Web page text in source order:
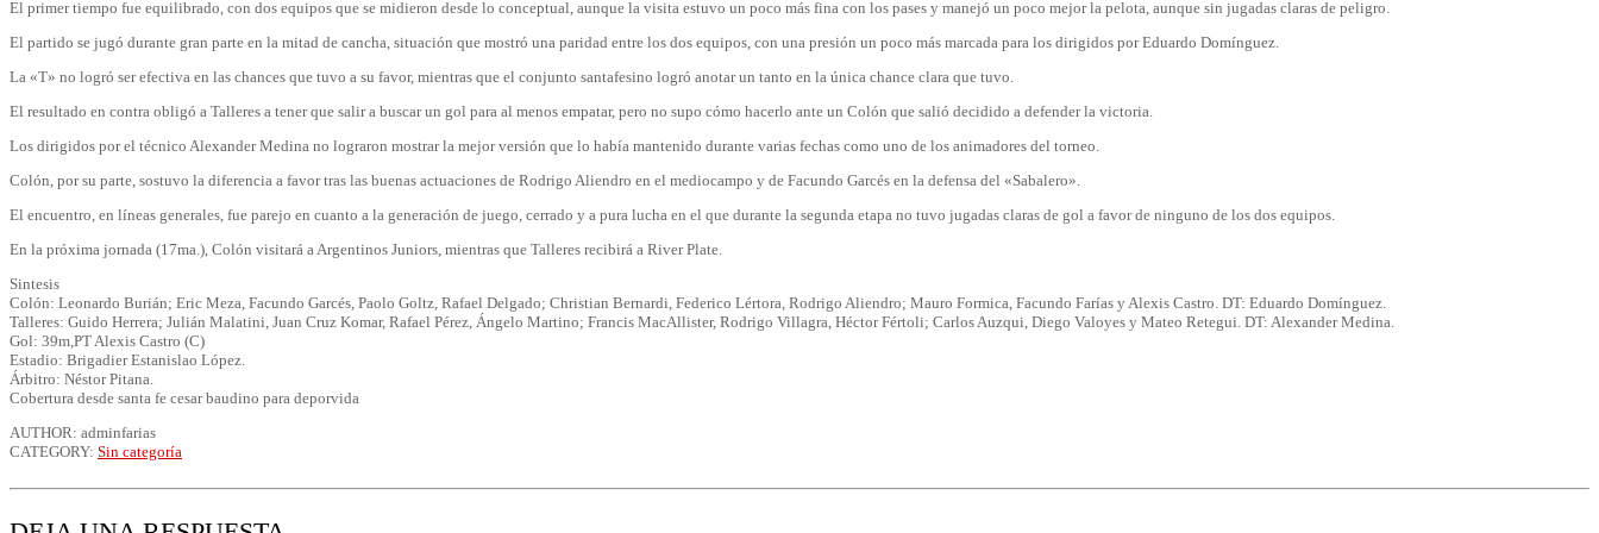
El primer tiempo fue equilibrado, con dos equipos que se midieron desde lo conceptual, aunque la visita estuvo un poco más fina con los pases y manejó un poco mejor la pelota, aunque sin jugadas claras de peligro.
El partido se jugó durante gran parte en la mitad de cancha, situación que mostró una paridad entre los dos equipos, con una presión un poco más marcada para los dirigidos por Eduardo Domínguez.
La «T» no logró ser efectiva en las chances que tuvo a su favor, mientras que el conjunto santafesino logró anotar un tanto en la única chance clara que tuvo.
El resultado en contra obligó a Talleres a tener que salir a buscar un gol para al menos empatar, pero no supo cómo hacerlo ante un Colón que salió decidido a defender la victoria.
Los dirigidos por el técnico Alexander Medina no lograron mostrar la mejor versión que lo había mantenido durante varias fechas como uno de los animadores del torneo.
Colón, por su parte, sostuvo la diferencia a favor tras las buenas actuaciones de Rodrigo Aliendro en el mediocampo y de Facundo Garcés en la defensa del «Sabalero».
El encuentro, en líneas generales, fue parejo en cuanto a la generación de juego, cerrado y a pura lucha en el que durante la segunda etapa no tuvo jugadas claras de gol a favor de ninguno de los dos equipos.
En la próxima jornada (17ma.), Colón visitará a Argentinos Juniors, mientras que Talleres recibirá a River Plate.
Sintesis
Colón: Leonardo Burián; Eric Meza, Facundo Garcés, Paolo Goltz, Rafael Delgado; Christian Bernardi, Federico Lértora, Rodrigo Aliendro; Mauro Formica, Facundo Farías y Alexis Castro. DT: Eduardo Domínguez.
Talleres: Guido Herrera; Julián Malatini, Juan Cruz Komar, Rafael Pérez, Ángelo Martino; Francis MacAllister, Rodrigo Villagra, Héctor Fértoli; Carlos Auzqui, Diego Valoyes y Mateo Retegui. DT: Alexander Medina.
Gol: 39m,PT Alexis Castro (C)
Estadio: Brigadier Estanislao López.
Árbitro: Néstor Pitana.
Cobertura desde santa fe cesar baudino para deporvida
AUTHOR: adminfarias
CATEGORY: Sin categoría